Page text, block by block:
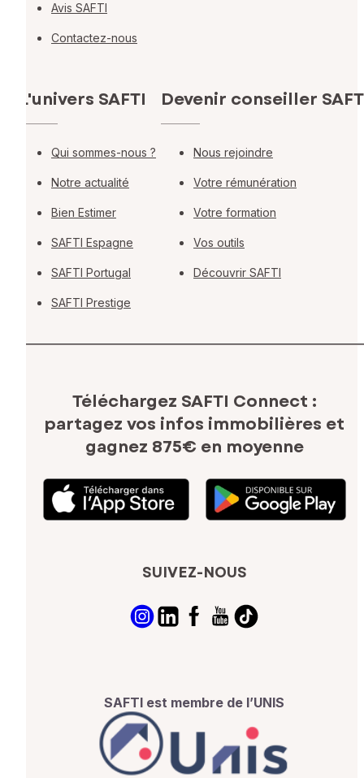
Avis SAFTI
Contactez-nous
L'univers SAFTI
Qui sommes-nous ?
Notre actualité
Bien Estimer
SAFTI Espagne
SAFTI Portugal
SAFTI Prestige
Devenir conseiller
Nous rejoindre
Votre rémunération
Votre formation
Vos outils
Découvrir SAFTI
Téléchargez SAFTI Connect :
partagez vos infos immobilières et
gagnez 875€ en moyenne
SUIVEZ-NOUS
SAFTI est membre de l’UNIS